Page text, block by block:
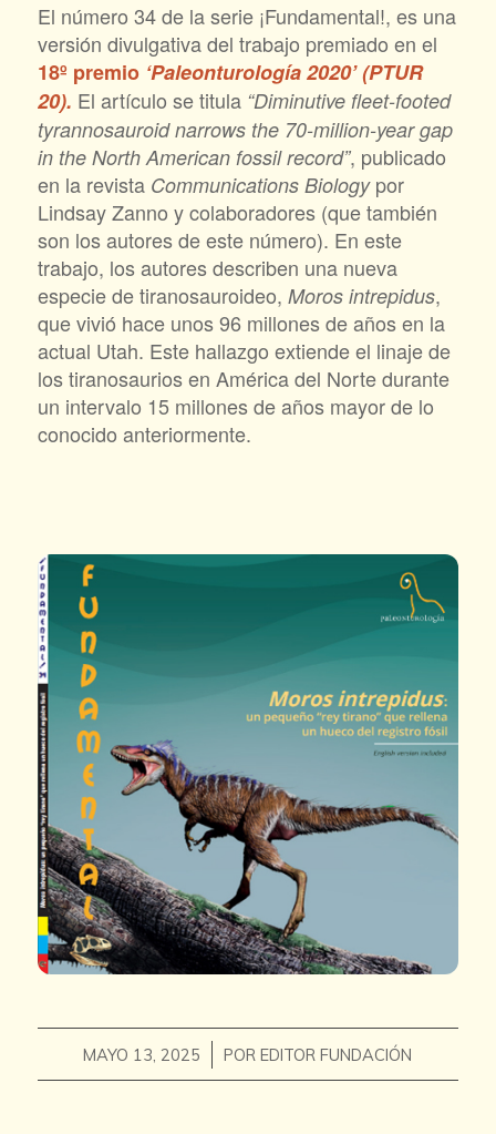
El número 34 de la serie ¡Fundamental!, es una
versión divulgativa del trabajo premiado en el
18º premio ‘Paleonturología 2020’ (PTUR
20). El artículo se titula “Diminutive fleet-footed
tyrannosauroid narrows the 70-million-year gap
in the North American fossil record”, publicado
en la revista Communications Biologypor
Lindsay Zanno y colaboradores (que también
son los autores de este número). En este
trabajo, los autores describen una nueva
especie de tiranosauroideo, Moros intrepidus,
que vivió hace unos 96 millones de años en la
actual Utah. Este hallazgo extiende el linaje de
los tiranosaurios en América del Norte durante
un intervalo 15 millones de años mayor de lo
conocido anteriormente.
MAYO 13, 2025
/ POREDITOR FUNDACIÓN